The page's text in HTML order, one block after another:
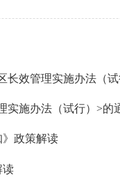
实施办法（试行）>的
》政策解读
读